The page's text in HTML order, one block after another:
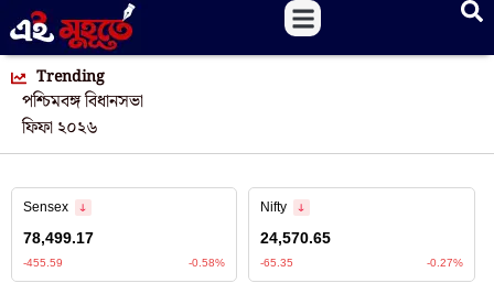
Trending
পশ্চিমবঙ্গ বিধানসভা
ফিফা ২০২৬